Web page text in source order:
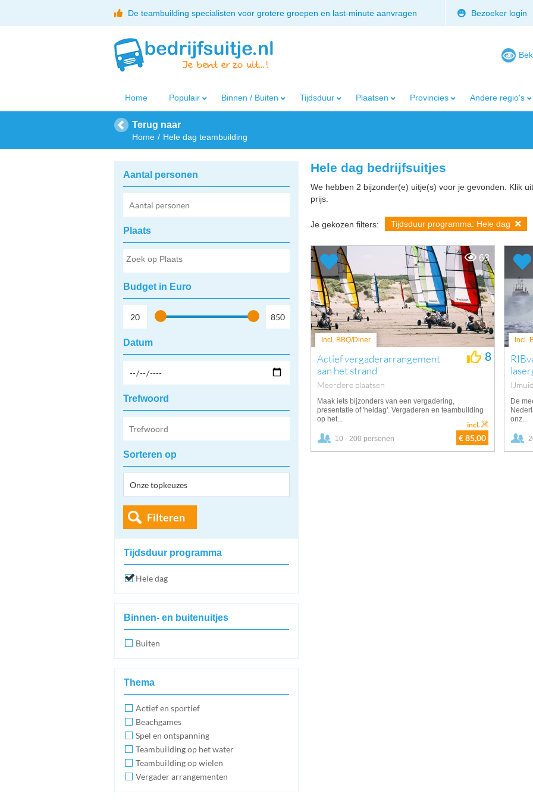
De teambuilding specialisten voor grotere groepen en last-minute aanvragen Bezoeker login
Home Populair Binnen / Buiten Tijdsduur Plaatsen Provincies Andere regio's
Terug naar
Home Hele dag teambuilding
Aantal personen
Plaats
Budget in Euro
Datum
Trefwoord
Sorteren op
Filteren
Tijdsduur programma
Hele dag
Binnen- en buitenuitjes
Buiten
Thema
Actief en sportief
Beachgames
Spel en ontspanning
Teambuilding op het water
Teambuilding op wielen
Vergader arrangementen
Hele dag bedrijfsuitjes
We hebben 2 bijzonder(e) uitje(s) voor je gevonden. Klik
prijs.
Je gekozen filters: Tijdsduur programma: Hele dag
Incl. BBQ/Diner
Actief vergaderarrangement
aan het strand
Meerdere plaatsen
8
Maak iets bijzonders van een vergadering,
presentatie of 'heidag'. Vergaderen en teambuilding
op het...
10 - 200 personen € 85,00
incl.
63
Incl.
De
onz...